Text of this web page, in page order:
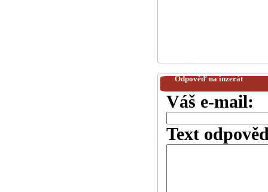
Odpověď na inzerát
Váš e-mail:
Text